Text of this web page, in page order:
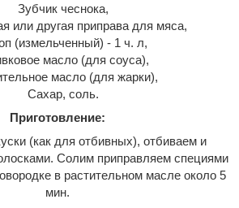
Зубчик чеснока,
или другая приправа для мяса,
(измельченный) - 1 ч. л,
масло (для соуса),
масло (для жарки),
Сахар, соль.
Приготовление:
(как для отбивных), отбиваем и
Солим приправляем специями
в растительном масле около 5
мин.